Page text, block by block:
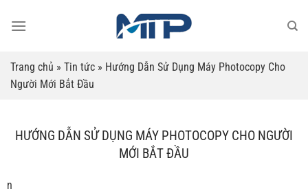
qua
dung
Trang chủ » Tin tức » Hướng Dẫn Sử Dụng Máy Photocopy Cho
Người Mới Bắt Đầu
HƯỚNG DẪN SỬ DỤNG MÁY PHOTOCOPY CHO NGƯỜI
MỚI BẮT ĐẦU
n